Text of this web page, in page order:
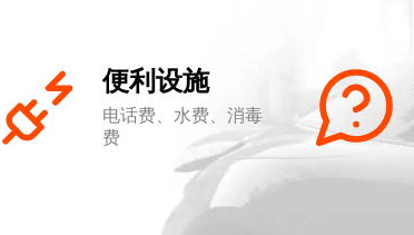
便利设施
电话费、水费、消毒
费